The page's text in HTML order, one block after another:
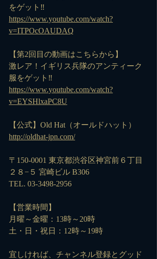
をゲット‼️
https://www.youtube.com/watch?
v=ITPOcOAUDAQ
【第2回目の動画はこちらから】
激レア！イギリス兵隊のアンティーク
服をゲット‼️
https://www.youtube.com/watch?
v=EYSHlxaPC8U
【公式】Old Hat（オールドハット）
http://oldhat-jpn.com/
〒150-0001 東京都渋谷区神宮前６丁目
２８−５ 宮崎ビル B306
TEL. 03-3498-2956
【営業時間】
月曜～金曜：13時～20時
土・日・祝日：12時～19時
宜しければ、チャンネル登録とグッド